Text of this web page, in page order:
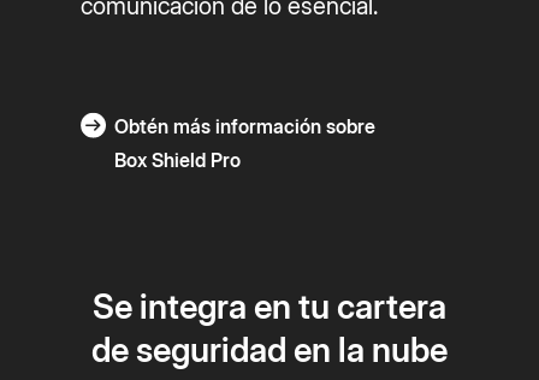
Obtén más información sobre
Box Shield Pro
Se integra en tu cartera
de seguridad en la nube